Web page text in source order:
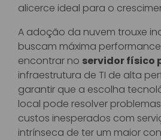
alicerce ideal para o
A adoção da nuvem trouxe
buscam máxima
encontrar no servidor físico
infraestrutura de TI de alta
garantir que a escolha
local pode resolver
custos inesperados com
intrínseca de ter um maior